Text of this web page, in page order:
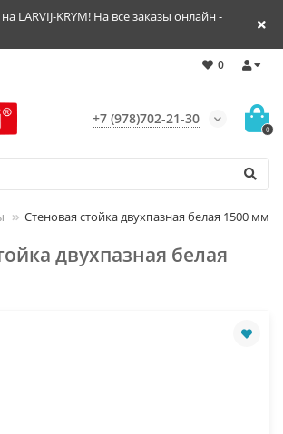
LARVIJ-KRYM! На все заказы онлайн -
0
+7 (978)702-21-30
0
Стеновая стойка двухпазная белая 1500 мм
двухпазная белая